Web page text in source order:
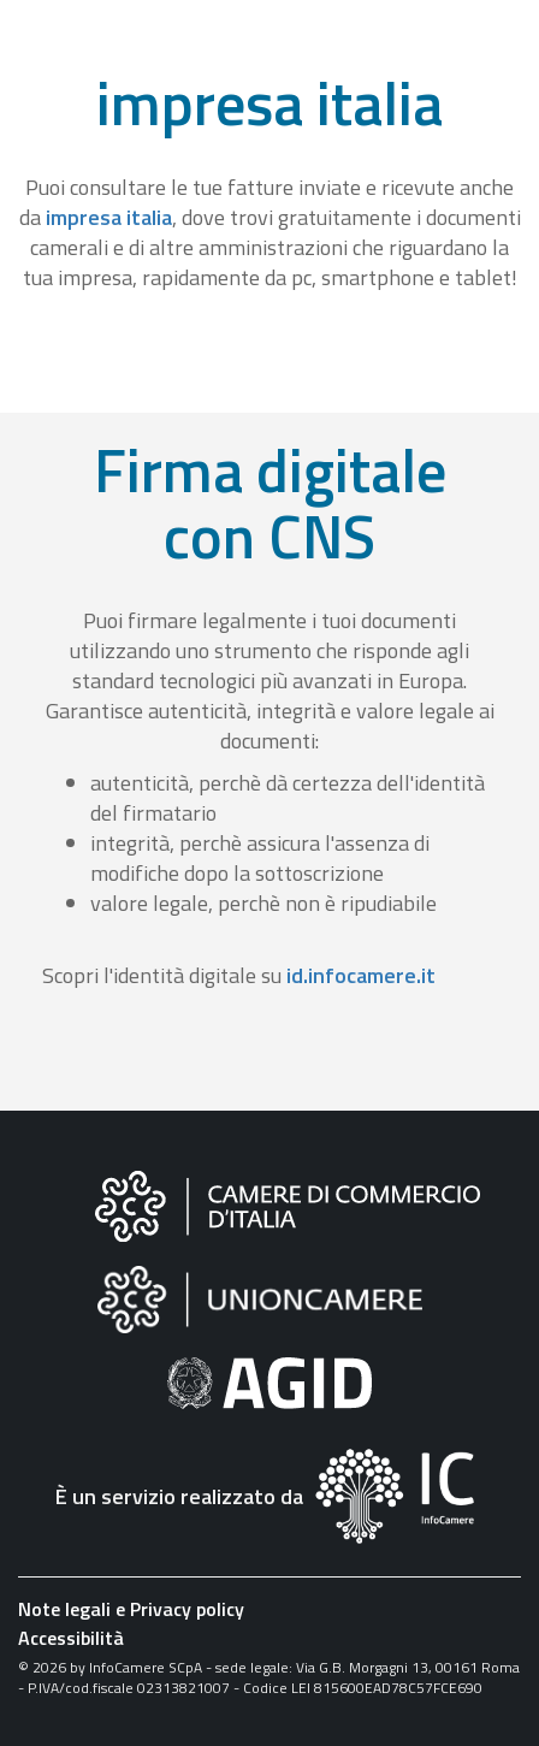
impresa italia
Puoi consultare le tue fatture inviate e ricevute anche
daimpresa italia, dove trovi gratuitamente i documenti
camerali e di altre amministrazioni che riguardano la
tua impresa, rapidamente da pc, smartphone e tablet!
Firma digitale
con CNS
Puoi firmare legalmente i tuoi documenti
utilizzando uno strumento che risponde agli
standard tecnologici più avanzati in Europa.
Garantisce autenticità, integrità e valore legale ai
documenti:
autenticità, perchè dà certezza dell'identità
del firmatario
integrità, perchè assicura l'assenza di
modifiche dopo la sottoscrizione
valore legale, perchè non è ripudiabile
Scopri l'identità digitale su id.infocamere.it
Informazioni
"Fattura
Elettronica"
È un servizio realizzato da
Note legali e Privacy policy
Accessibilità
© 2026 by InfoCamere SCpA - sede legale: Via G.B. Morgagni 13, 00161 Roma
- P.IVA/cod.fiscale 02313821007 - Codice LEI 815600EAD78C57FCE690